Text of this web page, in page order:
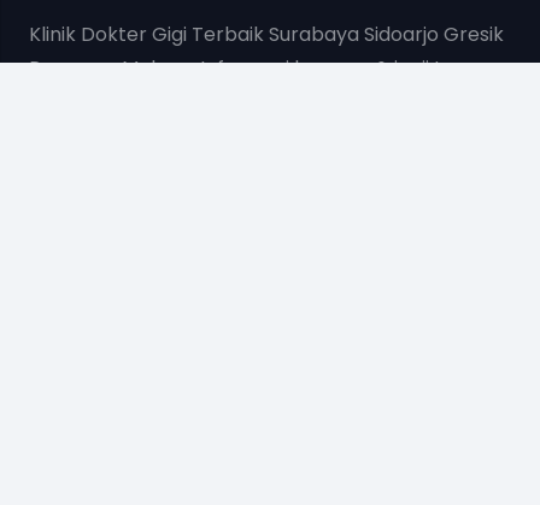
Klinik Dokter Gigi Terbaik Surabaya Sidoarjo Gresik
Pasuruan Malang. Informasi layanan & janji temu